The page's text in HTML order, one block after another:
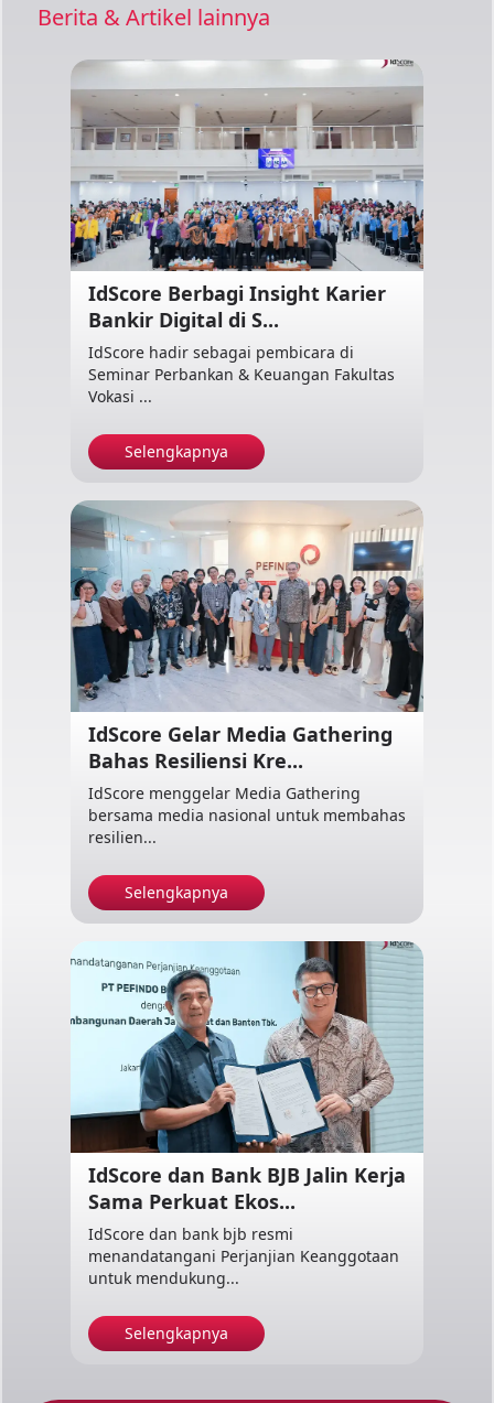
Berita & Artikel lainnya
IdScore Berbagi Insight Karier
Bankir Digital di S...
IdScore hadir sebagai pembicara di
Seminar Perbankan & Keuangan Fakultas
Vokasi ...
Selengkapnya
IdScore Gelar Media Gathering
Bahas Resiliensi Kre...
IdScore menggelar Media Gathering
bersama media nasional untuk membahas
resilien...
Selengkapnya
IdScore dan Bank BJB Jalin Kerja
Sama Perkuat Ekos...
IdScore dan bank bjb resmi
menandatangani Perjanjian Keanggotaan
untuk mendukung...
Selengkapnya